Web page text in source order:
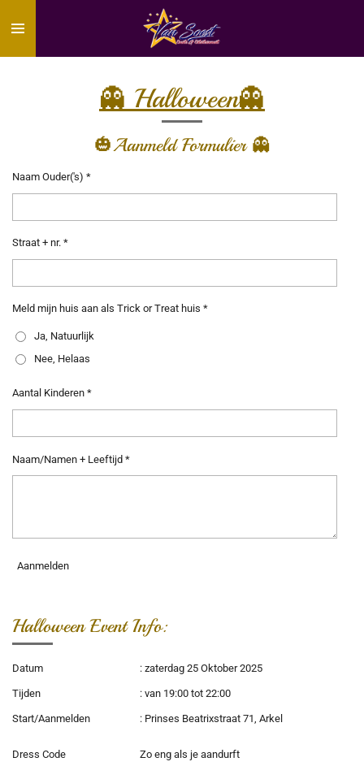
direct
👻 Halloween👻
🎃Aanmeld Formulier 👻
Naam Ouder('s) *
Straat + nr. *
Meld mijn huis aan als Trick or Treat huis *
Ja, Natuurlijk
Nee, Helaas
Aantal Kinderen *
Naam/Namen + Leeftijd *
Aanmelden
Halloween Event Info:
Datum : zaterdag 25 Oktober 2025
Tijden : van 19:00 tot 22:00
Start/Aanmelden : Prinses Beatrixstraat 71, Arkel
Dress Code Zo eng als je aandurft